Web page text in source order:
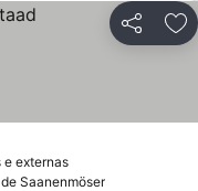
Partilhar
e externas
Saanenmöser